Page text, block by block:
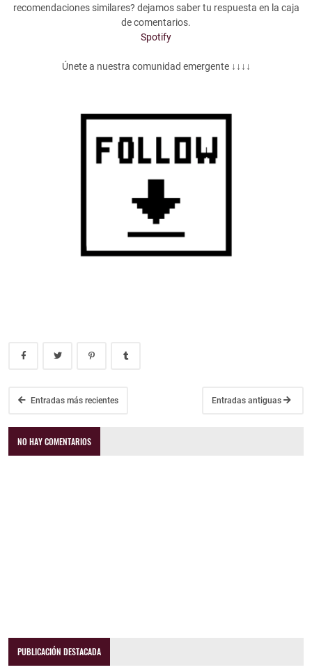
recomendaciones similares? dejamos saber tu respuesta en la caja
de comentarios.
Spotify
Únete a nuestra comunidad emergente ↓↓↓↓
Entradas más recientes Entradas antiguas
NO HAY COMENTARIOS
PUBLICACIÓN DESTACADA